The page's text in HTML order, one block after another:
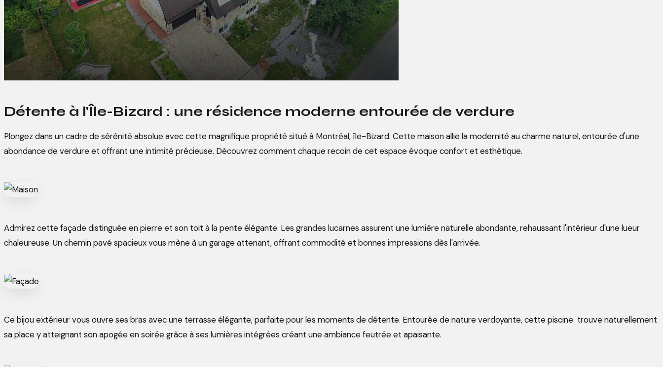
Détente à l'Île-Bizard : une résidence moderne entourée de verdure
Plongez dans un cadre de sérénité absolue avec cette magnifique propriété situé à Montréal, île-Bizard. Cette maison allie la modernité au charme naturel, entourée d'une
abondance de verdure et offrant une intimité précieuse. Découvrez comment chaque recoin de cet espace évoque confort et esthétique.
Admirez cette façade distinguée en pierre et son toit à la pente élégante. Les grandes lucarnes assurent une lumière naturelle abondante, rehaussant l'intérieur d'une lueur
chaleureuse. Un chemin pavé spacieux vous mène à un garage attenant, offrant commodité et bonnes impressions dès l'arrivée.
Ce bijou extérieur vous ouvre ses bras avec une terrasse élégante, parfaite pour les moments de détente. Entourée de nature verdoyante, cette piscine trouve naturellement
sa place y atteignant son apogée en soirée grâce à ses lumières intégrées créant une ambiance feutrée et apaisante.